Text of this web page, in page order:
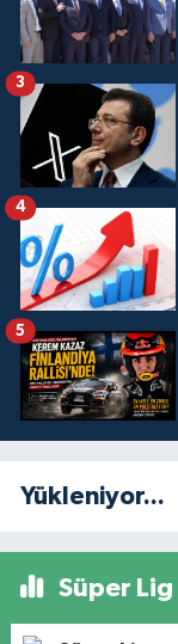
3
4
5
Yükleniyor...
Süper